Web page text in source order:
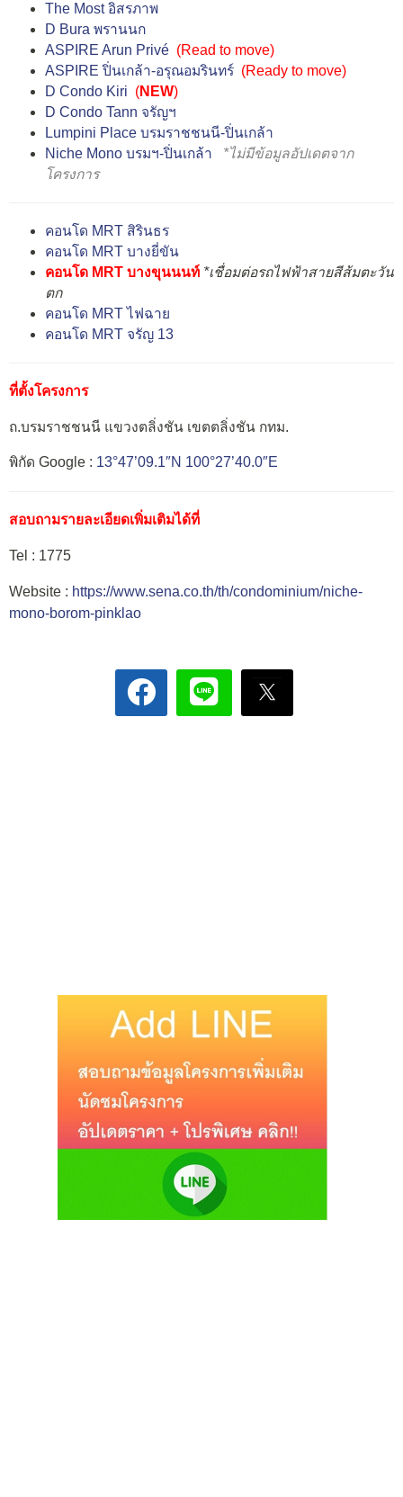
The Most อิสรภาพ
D Bura พรานนก
ASPIRE Arun Privé (Read to move)
ASPIRE ปิ่นเกล้า-อรุณอมรินทร์ (Ready to move)
D Condo Kiri (NEW)
D Condo Tann จรัญฯ
Lumpini Place บรมราชชนนี-ปิ่นเกล้า
Niche Mono บรมฯ-ปิ่นเกล้า
*ไม่มีข้อมูลอัปเดตจาก
โครงการ
คอนโด MRT สิรินธร
คอนโด MRT บางยี่ขัน
คอนโด MRT บางขุนนนท์ *เชื่อมต่อรถไฟฟ้าสายสีส้มตะวัน
ตก
คอนโด MRT ไฟฉาย
คอนโด MRT จรัญ 13
ที่ตั้งโครงการ
ถ.บรมราชชนนี แขวงตลิ่งชัน เขตตลิ่งชัน กทม.
พิกัด Google : 13°47’09.1″N 100°27’40.0″E
สอบถามรายละเอียดเพิ่มเติมได้ที่
Tel : 1775
Website : https://www.sena.co.th/th/condominium/niche-
mono-borom-pinklao